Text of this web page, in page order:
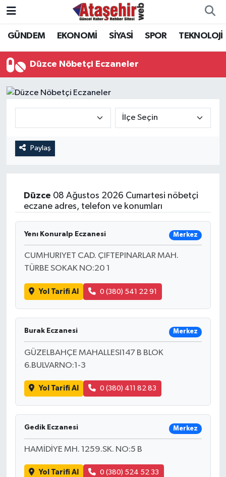
GÜNDEM EKONOMİ SİYASİ SPOR TEKNOLOJİ
Düzce Nöbetçi Eczaneler
Paylaş
Düzce 08 Ağustos 2026 Cumartesi nöbetçi
eczane adres, telefon ve konumları
Yenı Konuralp Eczanesi Merkez
CUMHURIYET CAD. ÇIFTEPINARLAR MAH.
TÜRBE SOKAK NO:20 1
Yol Tarifi Al 0 (380) 541 22 91
Burak Eczanesi Merkez
GÜZELBAHÇE MAHALLESI147 B BLOK
6.BULVARNO:1-3
Yol Tarifi Al 0 (380) 411 82 83
Gedik Eczanesi Merkez
HAMİDİYE MH. 1259.SK. NO:5 B
Yol Tarifi Al 0 (380) 524 52 33
Hava Durumu
Trafik Durumu
Süper Lig Puan Durumu ve Fikstür
Son Dakika Haberleri